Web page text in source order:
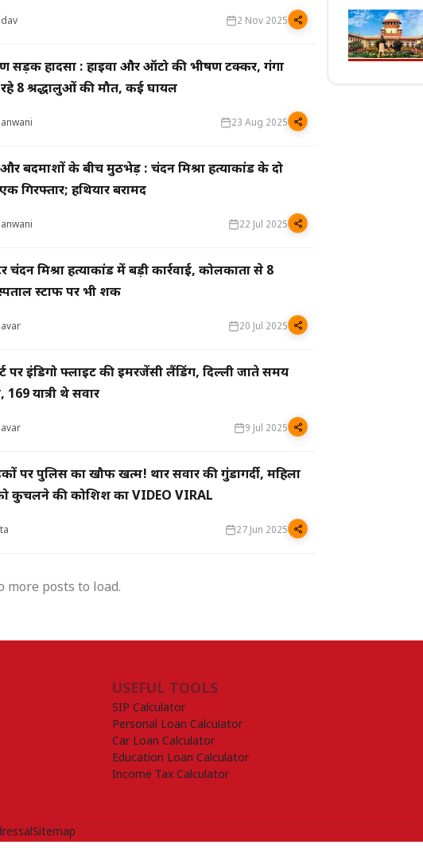
2 Nov 2025
सड़क हादसा : हाइवा और ऑटो की भीषण टक्कर, गंगा
8 श्रद्धालुओं की मौत, कई घायल
23 Aug 2025
बदमाशों के बीच मुठभेड़ : चंदन मिश्रा हत्याकांड के दो
गिरफ्तार; हथियार बरामद
22 Jul 2025
चंदन मिश्रा हत्याकांड में बड़ी कार्रवाई, कोलकाता से 8
स्टाफ पर भी शक
20 Jul 2025
पर इंडिगो फ्लाइट की इमरजेंसी लैंडिंग, दिल्ली जाते समय
169 यात्री थे सवार
9 Jul 2025
पर पुलिस का खौफ खत्म! थार सवार की गुंडागर्दी, महिला
कुचलने की कोशिश का VIDEO VIRAL
27 Jun 2025
more posts to load.
USEFUL TOOLS
SIP Calculator
Personal Loan Calculator
Car Loan Calculator
Education Loan Calculator
Income Tax Calculator
Sitemap